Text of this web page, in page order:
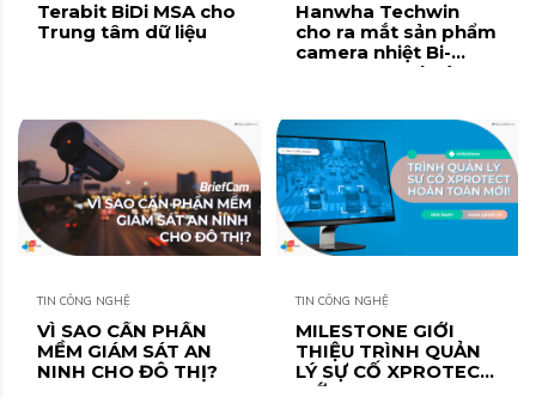
Terabit BiDi MSA cho
Trung tâm dữ liệu
Hanwha Techwin
cho ra mắt sản phẩm
camera nhiệt Bi-
Spectrum AI hoàn
TIN CÔNG NGHỆ
VÌ SAO CẦN PHẦN
MỀM GIÁM SÁT AN
NINH CHO ĐÔ THỊ?
TIN CÔNG NGHỆ
MILESTONE GIỚI
THIỆU TRÌNH QUẢN
LÝ SỰ CỐ XPROTECT
MỚI